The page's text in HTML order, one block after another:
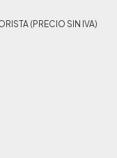
(PRECIO SIN IVA)